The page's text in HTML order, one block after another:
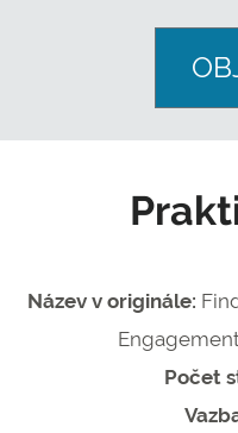
Název v originále:
Počet